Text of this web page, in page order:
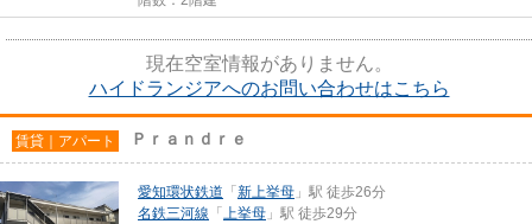
現在空室情報がありません。
ハイドランジアへのお問い合わせはこちら
賃貸｜アパート Ｐｒａｎｄｒｅ
愛知環状鉄道 「 新上挙母 」駅 徒歩26分
名鉄三河線 「 上挙母 」駅 徒歩29分